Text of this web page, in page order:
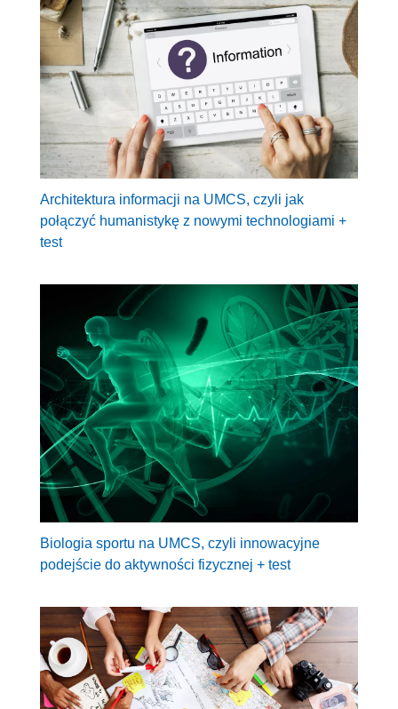
Architektura informacji na UMCS, czyli jak
połączyć humanistykę z nowymi technologiami +
test
Biologia sportu na UMCS, czyli innowacyjne
podejście do aktywności fizycznej + test